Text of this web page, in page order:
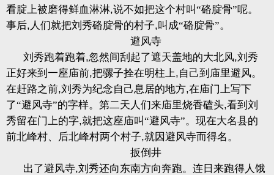
看腚上被磨得鲜血淋淋,说不如把这个村叫“硌腚骨”呢。
事后, 人们就把刘秀硌腚骨的村子,叫成“硌腚骨”。
避风寺
刘秀跑着跑着,忽然间刮起了遮天盖地的大北风,刘秀
正好来到一座庙前,把骡子拴在明柱上,自己到庙里避风。
在赶路之前,刘秀为纪念自己息居的地方,在庙门上写下
了“避风寺”的字样。第二天人们来庙里烧香磕头,看到刘
秀留在门上的字,就把这座庙叫“避风寺”。现在大名县的
前北峰村、后北峰村两个村子,就因避风寺而得名。
扳倒井
出了避风寺,刘秀还向东南方向奔跑。连日来跑得人饿